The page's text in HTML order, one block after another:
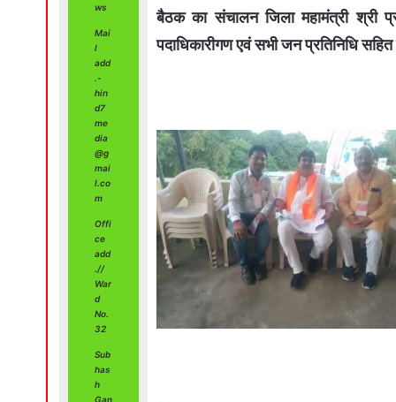
ws
Mai
l
add
.-
hin
d7
me
dia
@g
mai
l.co
m
Offi
ce
add
.//
War
d
No.
32
Sub
has
h
Gan
बैठक का संचालन जिला महामंत्री श्री
पदाधिकारीगण एवं सभी जन प्रतिनिधि